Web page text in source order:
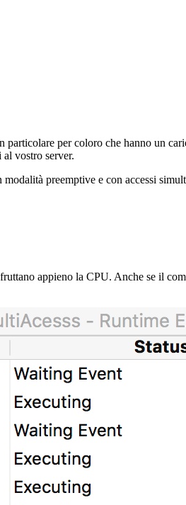
per coloro che hanno un
vostro server.
modalità preemptive e con accessi
appieno la CPU. Anche se il